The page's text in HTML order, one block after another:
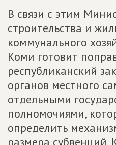
В связи с этим
строительства и
коммунального
Коми готовит
республиканский
органов местного
отдельными
полномочиями,
определить
размера субвенций.